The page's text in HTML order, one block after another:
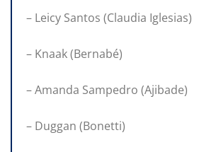
– Leicy Santos (Claudia Iglesias)
– Knaak (Bernabé)
– Amanda Sampedro (Ajibade)
– Duggan (Bonetti)